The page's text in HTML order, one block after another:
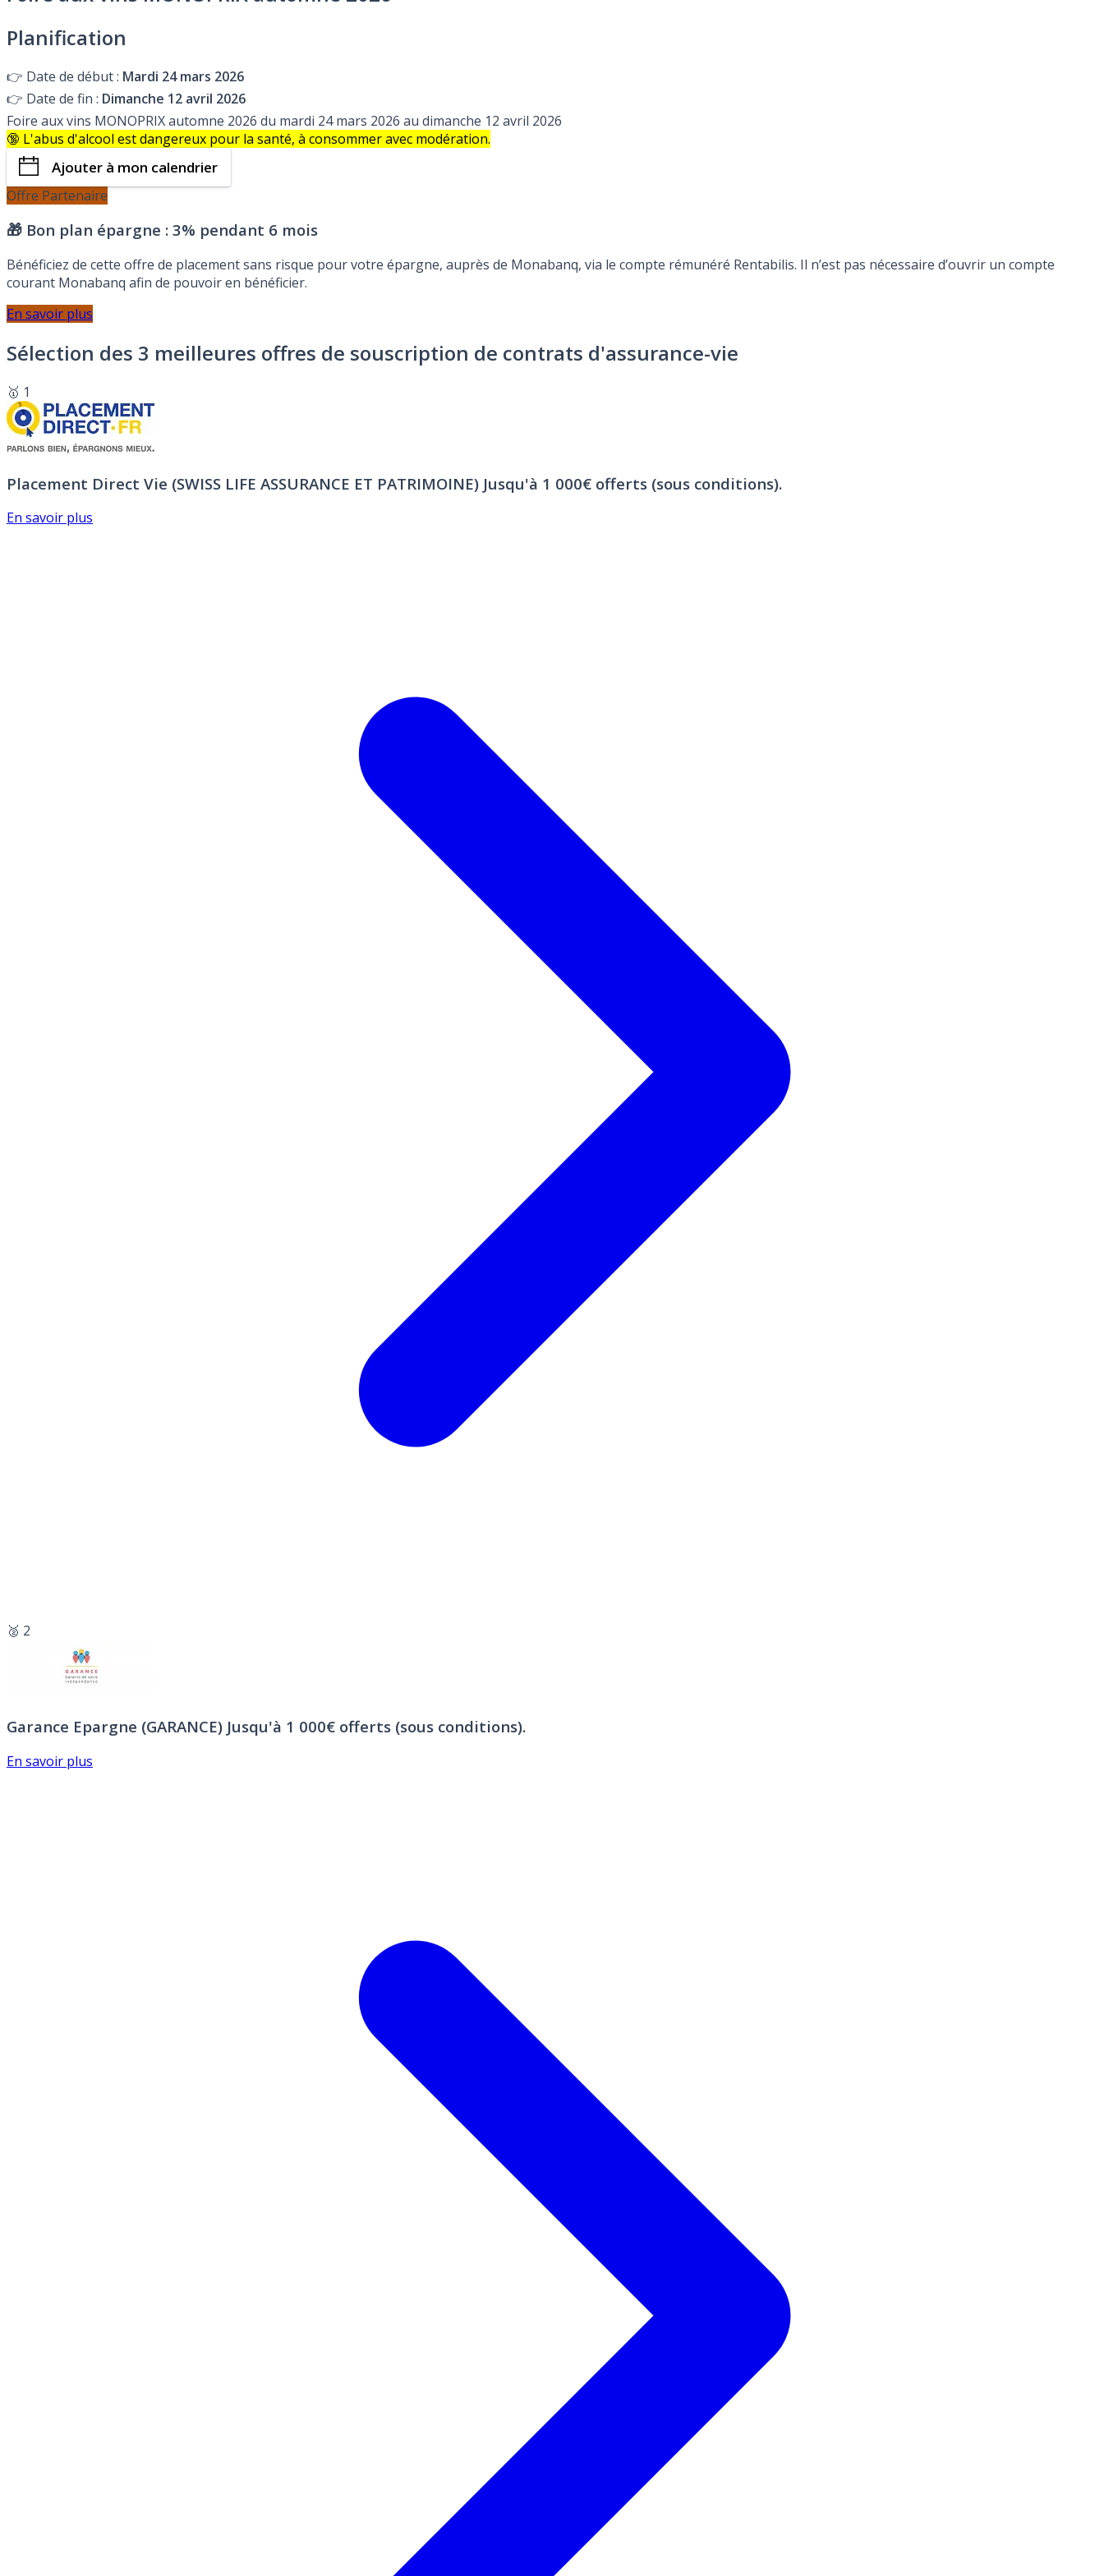
Planification
👉 Date de début : Mardi 24 mars 2026
👉 Date de fin : Dimanche 12 avril 2026
Foire aux vins MONOPRIX automne 2026 du mardi 24 mars 2026 au dimanche 12 avril 2026
🔞 L'abus d'alcool est dangereux pour la santé, à consommer avec modération.
Ajouter à mon calendrier
Offre Partenaire
🎁 Bon plan épargne : 3% pendant 6 mois
Bénéficiez de cette offre de placement sans risque pour votre épargne, auprès de Monabanq, via le compte rémunéré Rentabilis. Il n’est pas nécessaire d’ouvrir un compte
courant Monabanq afin de pouvoir en bénéficier.
En savoir plus
Sélection des 3 meilleures offres de souscription de contrats d'assurance-vie
🥇 1
Placement Direct Vie (SWISS LIFE ASSURANCE ET PATRIMOINE) Jusqu'à 1 000€ offerts (sous conditions).
En savoir plus
🥈 2
Garance Epargne (GARANCE) Jusqu'à 1 000€ offerts (sous conditions).
En savoir plus